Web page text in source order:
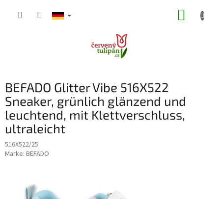
BEFADO Glitter Vibe 516X522
Sneaker, grünlich glänzend und
leuchtend, mit Klettverschluss,
ultraleicht
516X522/25
Marke: BEFADO